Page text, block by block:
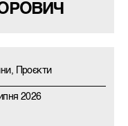
Проєкти
2026